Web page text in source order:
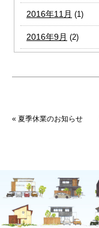
2016年11月 (1)
2016年9月 (2)
« 夏季休業のお知らせ